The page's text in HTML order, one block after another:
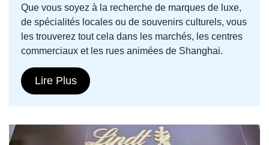
Que vous soyez à la recherche de marques de luxe,
de spécialités locales ou de souvenirs culturels, vous
les trouverez tout cela dans les marchés, les centres
commerciaux et les rues animées de Shanghai.
Lire Plus